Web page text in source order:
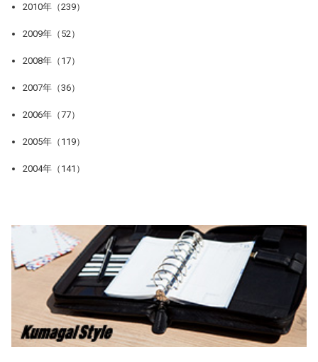
2010年（239）
2009年（52）
2008年（17）
2007年（36）
2006年（77）
2005年（119）
2004年（141）